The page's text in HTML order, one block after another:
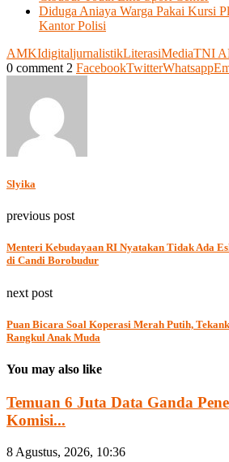
Diduga Aniaya Warga Pakai Kursi
Kantor Polisi
AMKIdigitaljurnalistikLiterasiMediaTNI
0 comment 2 FacebookTwitterWhatsapp
Slyika
previous post
Menteri Kebudayaan RI Nyatakan Tidak Ada
di Candi Borobudur
next post
Puan Bicara Soal Koperasi Merah Putih,
Rangkul Anak Muda
You may also like
Temuan 6 Juta Data Ganda
Komisi...
8 Agustus, 2026, 10:36